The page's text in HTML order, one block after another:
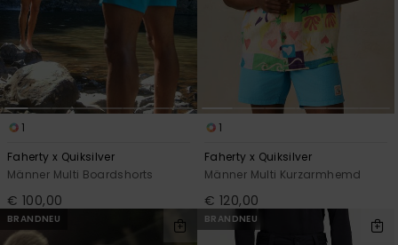
1
Faherty x Quiksilver
Männer Multi Boardshorts
€ 100,00
1
Faherty x Quiksilver
Männer Multi Kurzarmhemd
€ 120,00
BRANDNEU BRANDNEU